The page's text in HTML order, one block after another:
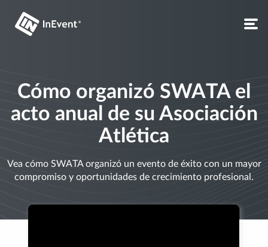
Cómo organizó SWATA el
acto anual de su Asociación
Atlética
Vea cómo SWATA organizó un evento de éxito con un mayor
compromiso y oportunidades de crecimiento profesional.